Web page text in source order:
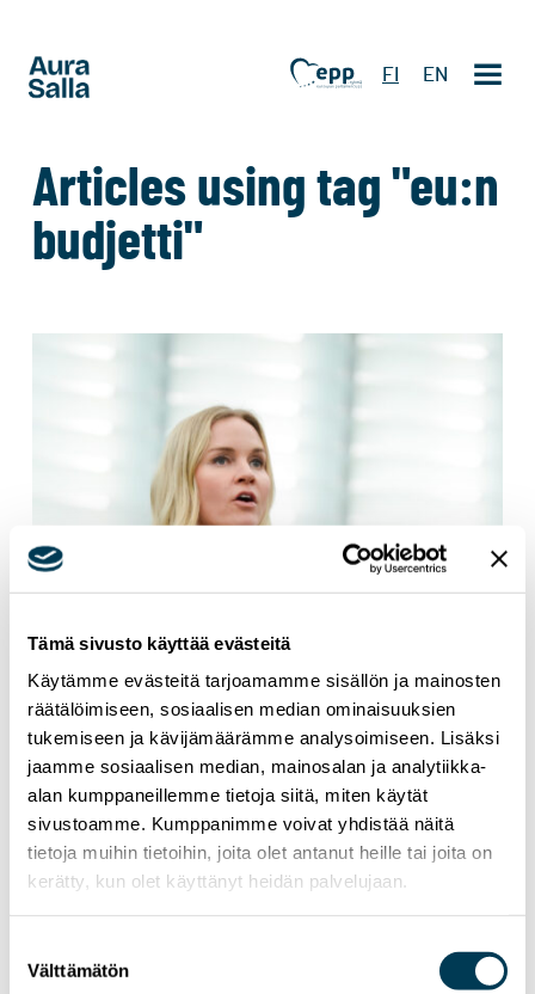
Tämä sivusto käyttää evästeitä
Käytämme evästeitä tarjoamamme sisällön ja mainosten
räätälöimiseen, sosiaalisen median ominaisuuksien
tukemiseen ja kävijämäärämme analysoimiseen. Lisäksi
jaamme sosiaalisen median, mainosalan ja analytiikka-
alan kumppaneillemme tietoja siitä, miten käytät
sivustoamme. Kumppanimme voivat yhdistää näitä
tietoja muihin tietoihin, joita olet antanut heille tai joita on
kerätty, kun olet käyttänyt heidän palvelujaan.
valinta
Välttämätön
FI EN
Articles using tag "eu:n
budjetti"
19.6.2025 UUTISET
Terveiset kesäkuun täysistuntoviikolta &
EU:n budjetti